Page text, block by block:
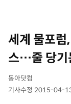
세계 물포럼
스…줄 당기
동아닷컴
기사수정 2015-04-